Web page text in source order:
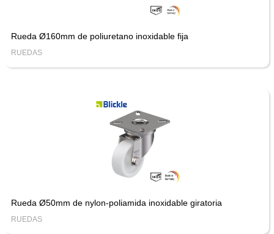
Rueda Ø160mm de poliuretano inoxidable fija
RUEDAS
Rueda Ø50mm de nylon-poliamida inoxidable giratoria
RUEDAS